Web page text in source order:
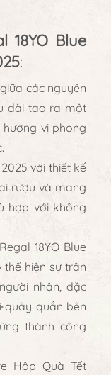
18YO Blue
:
các nguyên
dài tạo ra một
vị phong
với thiết kế
rượu và mang
hợp với không
18YO Blue
hiện sự trân
nhận, đặc
quây quần bên
thành công
Hộp Quà Tết